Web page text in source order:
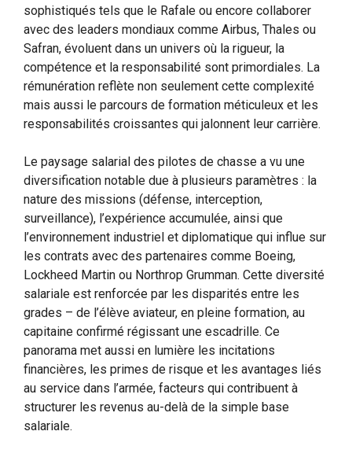
sophistiqués tels que le Rafale ou encore collaborer
avec des leaders mondiaux comme Airbus, Thales ou
Safran, évoluent dans un univers où la rigueur, la
compétence et la responsabilité sont primordiales. La
rémunération reflète non seulement cette complexité
mais aussi le parcours de formation méticuleux et les
responsabilités croissantes qui jalonnent leur carrière.
Le paysage salarial des pilotes de chasse a vu une
diversification notable due à plusieurs paramètres : la
nature des missions (défense, interception,
surveillance), l’expérience accumulée, ainsi que
l’environnement industriel et diplomatique qui influe sur
les contrats avec des partenaires comme Boeing,
Lockheed Martin ou Northrop Grumman. Cette diversité
salariale est renforcée par les disparités entre les
grades – de l’élève aviateur, en pleine formation, au
capitaine confirmé régissant une escadrille. Ce
panorama met aussi en lumière les incitations
financières, les primes de risque et les avantages liés
au service dans l’armée, facteurs qui contribuent à
structurer les revenus au-delà de la simple base
salariale.